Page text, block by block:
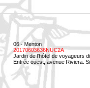
06 - Menton
20170603636NUC2A
Jardin de l'hôtel de voyageurs
Entrée ouest, avenue Riviera.